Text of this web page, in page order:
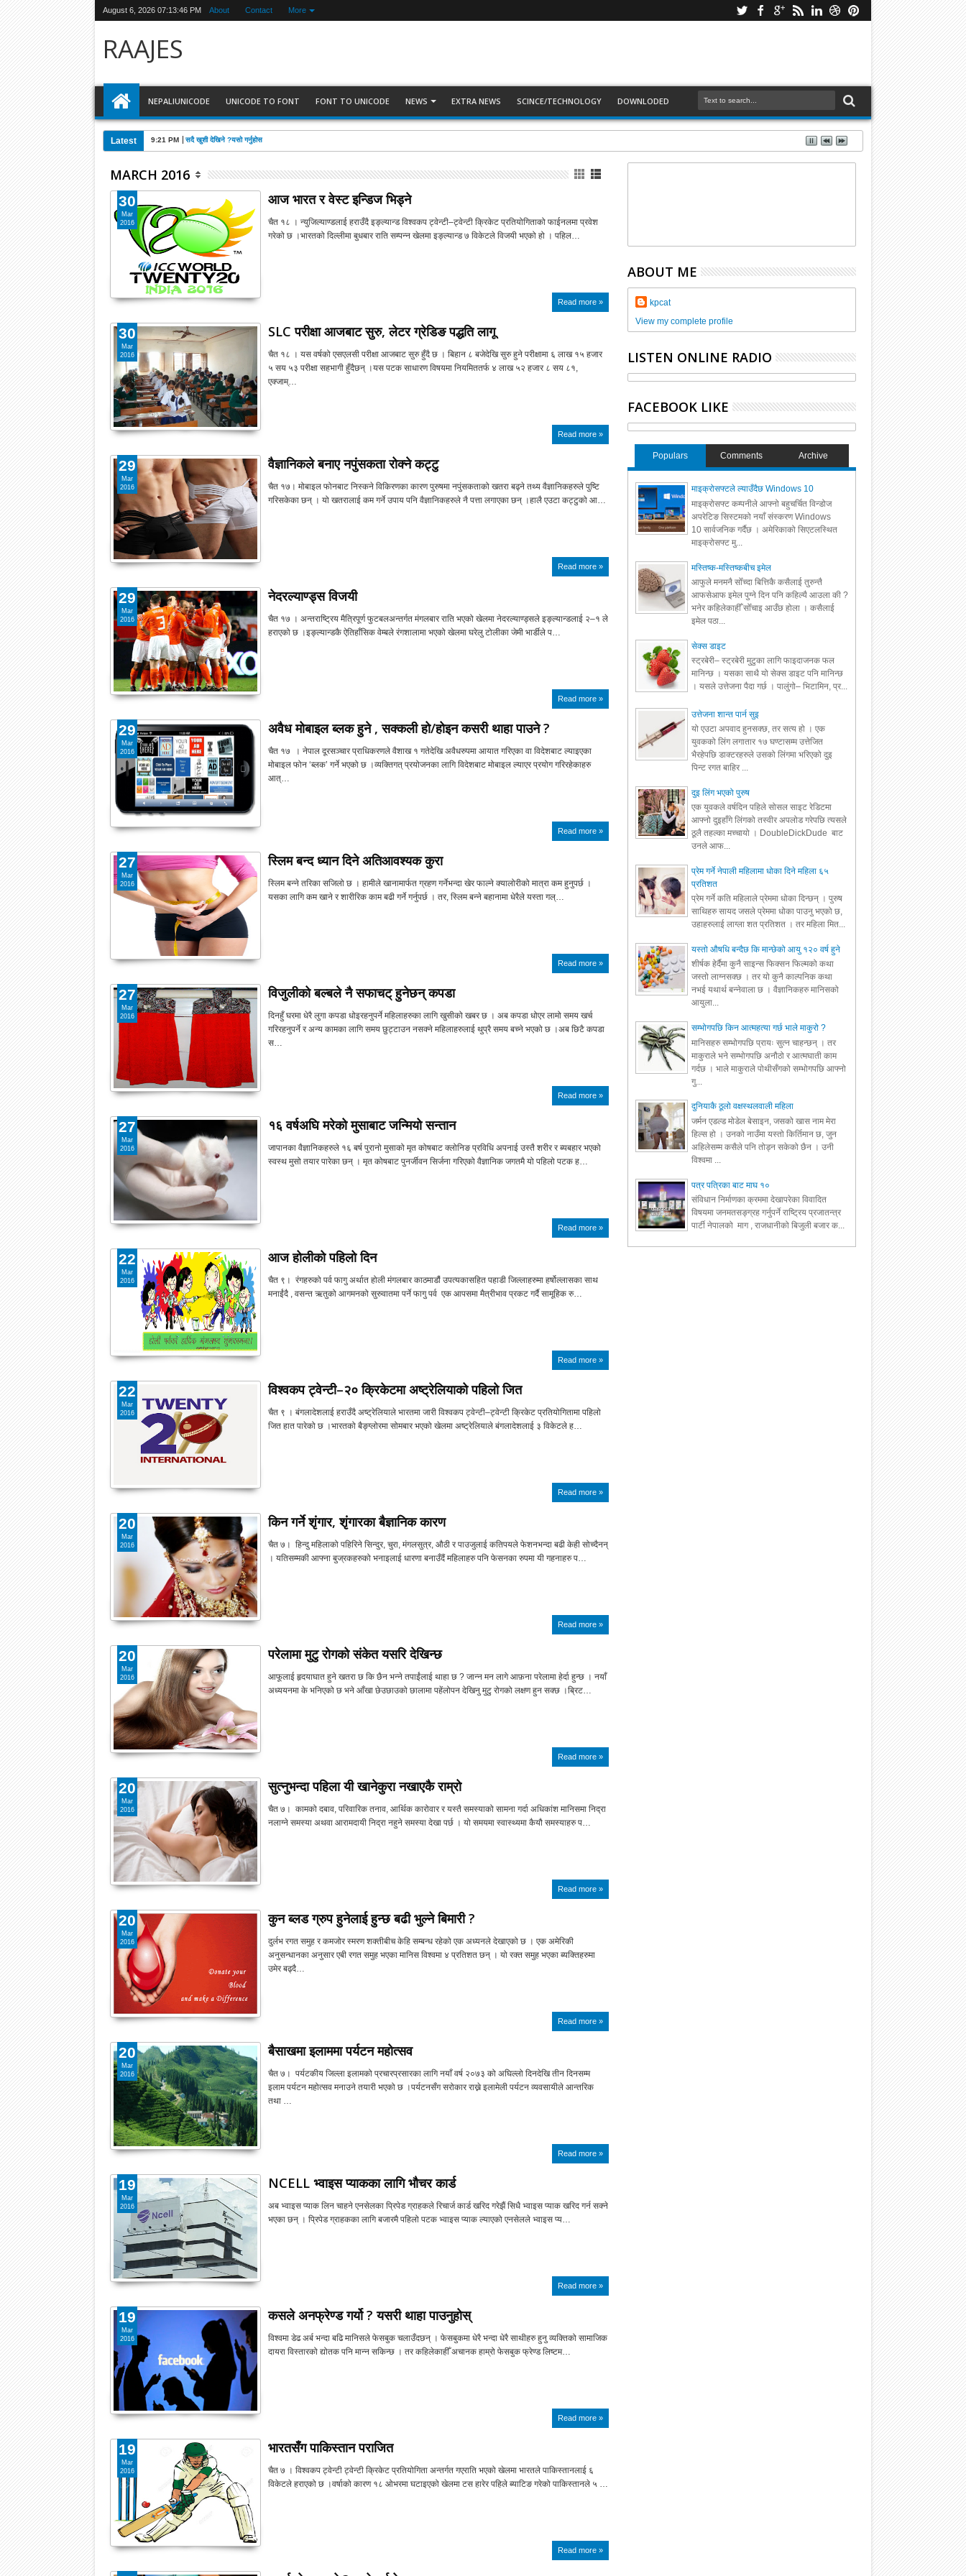
August 6, 2026 07:13:47 PM About Contact More
RAAJES
NEPALIUNICODE UNICODE TO FONT FONT TO UNICODE NEWS EXTRA NEWS SCINCE/TECHNOLOGY DOWNLODED
Latest 9:21 PM सदै खुशी देखिने ?यसो गर्नुहोस
MARCH 2016
आज भारत र वेस्ट इन्डिज भिड्ने
चैत १८ । न्युजिल्याण्डलाई हराउँदै इङ्ल्यान्ड विश्वकप ट्वेन्टी–ट्वेन्टी क्रिकेट प्रतियोगिताको फाईनलमा प्रवेश
गरेको छ ।भारतको दिल्लीमा बुधबार राति सम्पन्न खेलमा इङ्ल्यान्ड ७ विकेटले विजयी भएको हो । पहिल…
Read more »
30
Mar
2016
SLC परीक्षा आजबाट सुरु, लेटर ग्रेडिङ पद्धति लागू
चैत १८ । यस वर्षको एसएलसी परीक्षा आजबाट सुरु हुँदै छ । बिहान ८ बजेदेखि सुरु हुने परीक्षामा ६ लाख १५ हजार
५ सय ५३ परीक्षा सहभागी हुँदैछन् ।यस पटक साधारण विषयमा नियमिततर्फ ४ लाख ५२ हजार ८ सय ८१,
एक्जाम्…
Read more »
30
Mar
2016
वैज्ञानिकले बनाए नपुंसकता रोक्ने कट्टु
चैत १७। मोबाइल फोनबाट निस्कने विकिरणका कारण पुरुषमा नपुंसकताको खतरा बढ्ने तथ्य वैज्ञानिकहरुले पुष्टि
गरिसकेका छन् । यो खतरालाई कम गर्ने उपाय पनि वैज्ञानिकहरुले नै पत्ता लगाएका छन् ।हालै एउटा कट्टुको आ…
Read more »
29
Mar
2016
नेदरल्याण्ड्स विजयी
चैत १७ । अन्तराष्ट्रिय मैत्रिपूर्ण फुटबलअन्तर्गत मंगलबार राति भएको खेलमा नेदरल्याण्ड्सले इङ्ल्यान्डलाई २–१ ले
हराएको छ ।इङ्ल्यान्डकै ऐतिहाँसिक वेम्बले रंगशालामा भएको खेलमा घरेलु टोलीका जेमी भार्डीले प…
Read more »
29
Mar
2016
अवैध मोबाइल ब्लक हुने , सक्कली हो/होइन कसरी थाहा पाउने ?
चैत १७ । नेपाल दूरसञ्चार प्राधिकरणले वैशाख १ गतेदेखि अवैधरुपमा आयात गरिएका वा विदेशबाट ल्याइएका
मोबाइल फोन ‘ब्लक’ गर्ने भएको छ ।व्यक्तिगत् प्रयोजनका लागि विदेशबाट मोबाइल ल्याएर प्रयोग गरिरहेकाहरु
आत्…
Read more »
29
Mar
2016
स्लिम बन्द ध्यान दिने अतिआवश्यक कुरा
स्लिम बन्ने तरिका सजिलो छ । हामीले खानामार्फत ग्रहण गर्नेभन्दा खेर फाल्ने क्यालोरीको मात्रा कम हुनुपर्छ ।
यसका लागि कम खाने र शारीरिक काम बढी गर्ने गर्नुपर्छ । तर, स्लिम बन्ने बहानामा धेरैले यस्ता गल्…
Read more »
27
Mar
2016
विजुलीको बल्बले नै सफाचट् हुनेछन् कपडा
दिनहुँ घरमा धेरै लुगा कपडा धोइरहनुपर्ने महिलाहरुका लागि खुसीको खबर छ । अब कपडा धोएर लामो समय खर्च
गरिरहनुपर्ने र अन्य कामका लागि समय छुट्टाउन नसक्ने महिलाहरुलाई थुप्रै समय बच्ने भएको छ ।अब छिटै कपडा
स…
Read more »
27
Mar
2016
१६ वर्षअघि मरेको मुसाबाट जन्मियो सन्तान
जापानका वैज्ञानिकहरुले १६ बर्ष पुरानो मुसाको मृत कोषबाट क्लोनिङ प्रविधि अपनाई उस्तै शरीर र ब्यबहार भएको
स्वस्थ मुसो तयार पारेका छन् । मृत कोषबाट पुनर्जीवन सिर्जना गरिएको वैज्ञानिक जगतमै यो पहिलो पटक ह…
Read more »
27
Mar
2016
आज होलीको पहिलो दिन
चैत ९। रंगहरुको पर्व फागु अर्थात होली मंगलबार काठमाडौं उपत्यकासहित पहाडी जिल्लाहरुमा हर्षोल्लासका साथ
मनाईंदै , वसन्त ऋतुको आगमनको सुरुवातमा पर्ने फागु पर्व एक आपसमा मैत्रीभाव प्रकट गर्दै सामूहिक रु…
Read more »
22
Mar
2016
विश्वकप ट्वेन्टी–२० क्रिकेटमा अष्ट्रेलियाको पहिलो जित
चैत ९ । बंगलादेशलाई हराउँदै अष्ट्रेलियाले भारतमा जारी विश्वकप ट्वेन्टी–ट्वेन्टी क्रिकेट प्रतियोगितामा पहिलो
जित हात पारेको छ ।भारतको बैङ्ग्लोरमा सोमबार भएको खेलमा अष्ट्रेलियाले बंगलादेशलाई ३ विकेटले ह…
Read more »
22
Mar
2016
किन गर्ने शृंगार, शृंगारका बैज्ञानिक कारण
चैत ७। हिन्दु महिलाको पहिरिने सिन्दुर, चुरा, मंगलसुत्र, औठी र पाउजुलाई कतिपयले फेशनभन्दा बढी केही सोच्दैनन्
। यतिसम्मकी आफ्ना बुज्रकहरुको भनाइलाई धारणा बनाउँदैं महिलाहरु पनि फेसनका रुपमा यी गहनाहरु प…
Read more »
20
Mar
2016
परेलामा मुटु रोगको संकेत यसरि देखिन्छ
आफूलाई हृदयाघात हुने खतरा छ कि छैन भन्ने तपाईंलाई थाहा छ ? जान्न मन लागे आफ़ना परेलामा हेर्दा हुन्छ । नयाँ
अध्ययनमा के भनिएको छ भने आँखा छेउछाउको छालामा पहेंलोपन देखिनु मुटु रोगको लक्षण हुन सक्छ ।ब्रिट…
Read more »
20
Mar
2016
सुत्नुभन्दा पहिला यी खानेकुरा नखाएकै राम्रो
चैत ७। कामको दबाव, परिवारिक तनाव, आर्थिक कारोवार र यस्तै समस्याको सामना गर्दा अधिकांश मानिसमा निद्रा
नलाग्ने समस्या अथवा आरामदायी निद्रा नहुने समस्या देखा पर्छ । यो समयमा स्वास्थ्यमा कैयौ समस्याहरु प…
Read more »
20
Mar
2016
कुन ब्लड ग्रुप हुनेलाई हुन्छ बढी भुल्ने बिमारी ?
दुर्लभ रगत समुह र कमजोर स्मरण शक्तीबीच केहि सम्बन्ध रहेको एक अध्यनले देखाएको छ । एक अमेरिकी
अनुसन्धानका अनुसार एबी रगत समुह भएका मानिस विश्वमा ४ प्रतिशत छन् । यो रक्त समुह भएका ब्यक्तिहरुमा
उमेर बढ्दै…
Read more »
20
Mar
2016
बैसाखमा इलाममा पर्यटन महोत्सव
चैत ७। पर्यटकीय जिल्ला इलामको प्रचारप्रसारका लागि नयाँ वर्ष २०७३ को अघिल्लो दिनदेखि तीन दिनसम्म
इलाम पर्यटन महोत्सव मनाउने तयारी भएको छ ।पर्यटनसँग सरोकार राख्ने इलामेली पर्यटन व्यवसायीले आन्तरिक
तथा …
Read more »
20
Mar
2016
NCELL भ्वाइस प्याकका लागि भौचर कार्ड
अब भ्वाइस प्याक लिन चाहने एनसेलका प्रिपेड ग्राहकले रिचार्ज कार्ड खरिद गरेझैं सिधै भ्वाइस प्याक खरिद गर्न सक्ने
भएका छन् । पि्रपेड ग्राहकका लागि बजारमै पहिलो पटक भ्वाइस प्याक ल्याएको एनसेलले भ्वाइस प्य…
Read more »
19
Mar
2016
कसले अनफ्रेण्ड गर्यो ? यसरी थाहा पाउनुहोस्
विश्वमा डेढ अर्ब भन्दा बढि मानिसले फेसबुक चलाउँदछन् । फेसबुकमा धेरै भन्दा धेरै साथीहरु हुनु व्यक्तिको सामाजिक
दायरा विस्तारको द्योतक पनि मान्न सकिन्छ । तर कहिलेकाहीँ अचानक हाम्रो फेसबुक फ्रेण्ड लिष्टम…
Read more »
19
Mar
2016
भारतसँग पाकिस्तान पराजित
चैत ७ । विश्वकप ट्वेन्टी ट्वेन्टी क्रिकेट प्रतियोगिता अन्तर्गत गएराति भएको खेलमा भारतले पाकिस्तानलाई ६
विकेटले हराएको छ ।वर्षाको कारण १८ ओभरमा घटाइएको खेलमा टस हारेर पहिले ब्याटिङ गरेको पाकिस्तानले ५ …
Read more »
19
Mar
2016
ABOUT ME
kpcat
View my complete profile
LISTEN ONLINE RADIO
FACEBOOK LIKE
Populars Comments Archive
माइक्रोसफ्टले ल्याउँदैछ Windows 10
माइक्रोसफ्ट कम्पनीले आफ्नो बहुचर्चित विन्डोज
अपरेटिङ सिस्टमको नयाँ संस्करण Windows
10 सार्वजनिक गर्दैछ । अमेरिकाको सिएटलस्थित
माइक्रोसफ्ट मु...
मस्तिष्क-मस्तिष्कबीच इमेल
आफुले मनमनै सोँच्दा बित्तिकै कसैलाई तुरुन्तै
आफसेआफ इमेल पुग्ने दिन पनि कहिल्यै आउला की ?
भनेर कहिलेकाहीँ सोँचाइ आउँछ होला । कसैलाई
इमेल पठा...
सेक्स डाइट
स्ट्रबेरी– स्ट्रबेरी मुटुका लागि फाइदाजनक फल
मानिन्छ । यसका साथै यो सेक्स डाइट पनि मानिन्छ
। यसले उत्तेजना पैदा गर्छ । पालुंगो– भिटामिन, प्र...
उत्तेजना शान्त पार्न सुइ
यो एउटा अपवाद हुनसक्छ, तर सत्य हो । एक
युवकको लिंग लगातार १७ घण्टासम्म उत्तेजित
भैरहेपछि डाक्टरहरुले उसको लिंगमा भरिएको दुइ
पिन्ट रगत बाहिर ...
दुइ लिंग भएको पुरुष
एक युवकले वर्षदिन पहिले सोसल साइट रेडिटमा
आफ्नो दुइहाँगे लिंगको तस्वीर अपलोड गरेपछि त्यसले
ठूलै तहल्का मच्चायो । DoubleDickDude बाट
उनले आफ...
प्रेम गर्ने नेपाली महिलामा धोका दिने महिला ६५
प्रतिशत
प्रेम गर्ने कति महिलाले प्रेममा धोका दिन्छन् । पुरुष
साथिहरु सायद जसले प्रेममा धोका पाउनु भएको छ,
उहाहरुलाई लाग्ला शत प्रतिशत । तर महिला मित...
यस्तो औषधि बन्दैछ कि मान्छेको आयु १२० वर्ष हुने
शीर्षक हेर्दैमा कुनै साइन्स फिक्सन फिल्मको कथा
जस्तो लाग्नसक्छ । तर यो कुनै काल्पनिक कथा
नभई यथार्थ बन्नेवाला छ । वैज्ञानिकहरु मानिसको
आयुला...
सम्भोगपछि किन आत्महत्या गर्छ भाले माकुरो ?
मानिसहरु सम्भोगपछि प्रायः सुत्न चाहन्छन् । तर
माकुराले भने सम्भोगपछि अनौठो र आत्मघाती काम
गर्दछ । भाले माकुराले पोथीसँगको सम्भोगपछि आफ्नो
गु...
दुनियाकै ठूलो वक्षस्थलवाली महिला
जर्मन एडल्ड मोडेल बेसाइन, जसको खास नाम मेरा
हिल्स हो । उनको नाउँमा यस्तो किर्तिमान छ, जुन
अहिलेसम्म कसैले पनि तोड्न सकेको छैन । उनी
विश्वमा ...
पत्र पत्रिका बाट माघ १०
संविधान निर्माणका क्रममा देखापरेका विवादित
विषयमा जनमतसङ्ग्रह गर्नुपर्ने राष्ट्रिय प्रजातन्त्र
पार्टी नेपालको माग , राजधानीको बिजुली बजार क...